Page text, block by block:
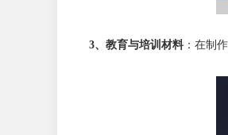
3、教育与培训材料 ：在制